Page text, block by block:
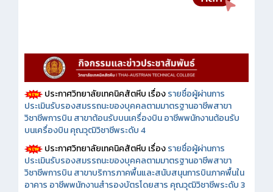
ประกาศวิทยาลัยเทคนิคสัตหีบ เรื่องรายชื่อผู้ผ่านการ
ประเมินรับรองสมรรถนะของบุคคลตามมาตรฐานอาชีพสาขา
วิชาชีพการบิน สาขาต้อนรับบนเครื่องบิน อาชีพพนักงานต้อนรับ
บนเครื่องบิน คุณวุฒิวิชาชีพระดับ 4
ประกาศวิทยาลัยเทคนิคสัตหีบ เรื่องรายชื่อผู้ผ่านการ
ประเมินรับรองสมรรถนะของบุคคลตามมาตรฐานอาชีพสาขา
วิชาชีพการบิน สาขาบริการภาคพื้นและสนับสนุนการบินภาคพื้นใน
อาคาร อาชีพพนักงานสำรองบัตรโดยสาร คุณวุฒิวิชาชีพระดับ 3